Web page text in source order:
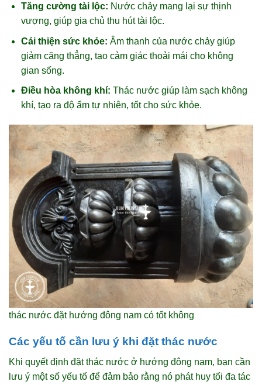
Tăng cường tài lộc: Nước chảy mang lại sự thịnh
vượng, giúp gia chủ thu hút tài lộc.
Cải thiện sức khỏe: Âm thanh của nước chảy giúp
giảm căng thẳng, tạo cảm giác thoải mái cho không
gian sống.
Điều hòa không khí: Thác nước giúp làm sạch không
khí, tạo ra độ ẩm tự nhiên, tốt cho sức khỏe.
thác nước đặt hướng đông nam có tốt không
Các yếu tố cần lưu ý khi đặt thác nước
Khi quyết định đặt thác nước ở hướng đông nam, bạn cần
lưu ý một số yếu tố để đảm bảo rằng nó phát huy tối đa tác